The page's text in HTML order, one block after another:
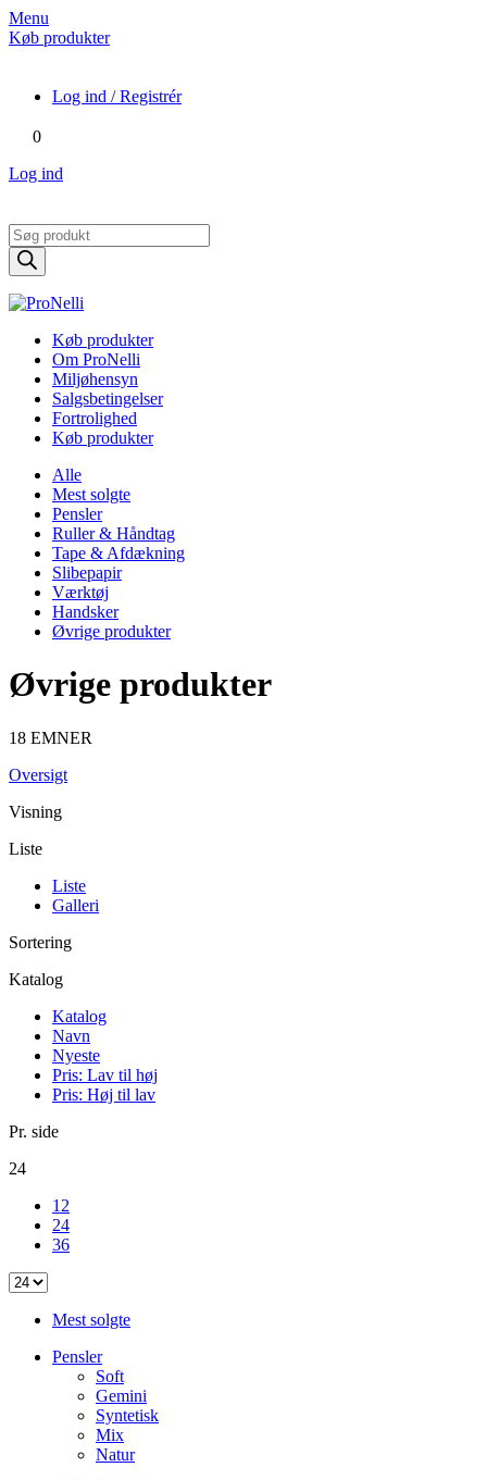
Menu
Køb produkter
Log ind / Registrér
0
Log ind
Products
search
Køb produkter
Om ProNelli
Miljøhensyn
Salgsbetingelser
Fortrolighed
Køb produkter
Alle
Mest solgte
Pensler
Ruller & Håndtag
Tape & Afdækning
Slibepapir
Værktøj
Handsker
Øvrige produkter
Øvrige produkter
18 EMNER
Oversigt
Visning
Liste
Liste
Galleri
Sortering
Katalog
Katalog
Navn
Nyeste
Pris: Lav til høj
Pris: Høj til lav
Pr. side
24
12
24
36
Mest solgte
Pensler
Soft
Gemini
Syntetisk
Mix
Natur